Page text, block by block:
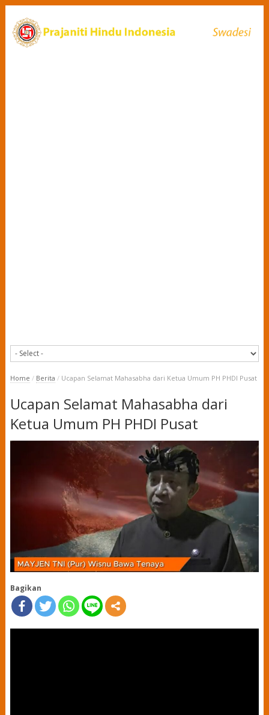
Home / Berita / Ucapan Selamat Mahasabha dari Ketua Umum PH PHDI Pusat
Ucapan Selamat Mahasabha dari
Ketua Umum PH PHDI Pusat
Bagikan